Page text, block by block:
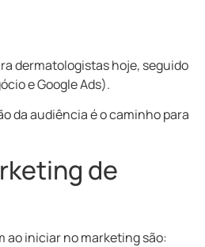
dermatologistas hoje, seguido
e Google Ads).
da audiência é o caminho para
de
ao iniciar no marketing são: